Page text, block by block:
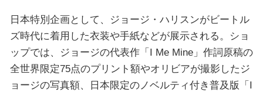
日本特別企画として、ジョージ・ハリスンがビートル
ズ時代に着用した衣装や手紙などが展示される。ショ
ップでは、ジョージの代表作「I Me Mine」作詞原稿の
全世界限定75点のプリント額やオリビアが撮影したジ
ョージの写真額、日本限定のノベルティ付き普及版「I